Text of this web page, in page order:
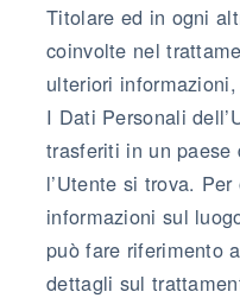
Titolare ed in ogni
coinvolte nel
ulteriori
I Dati Personali
trasferiti in un paese
l’Utente si trova.
informazioni sul
può fare riferimento
dettagli sul